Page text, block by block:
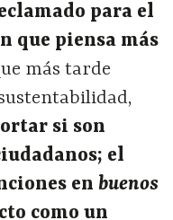
para el
que piensa más
más tarde
si son
el
en buenos
como un